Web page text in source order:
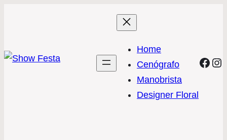
Home
Cenógrafo
Manobrista
Designer Floral